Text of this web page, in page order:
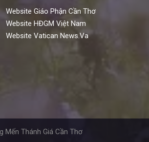
Website Giáo Phận Cần Thơ
Website HĐGM Việt Nam
Website Vatican News.Va
Mến Thánh Giá Cần Thơ